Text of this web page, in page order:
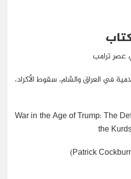
عصر ترامب
في العراق والشام، سقوط الأكراد،
War in the Age of Trump: The
the